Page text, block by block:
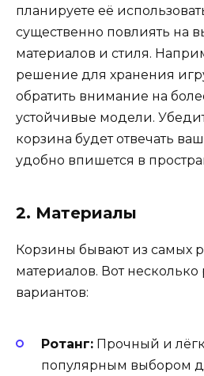
планируете её
существенно повлиять на
материалов и стиля.
решение для хранения
обратить внимание на
устойчивые модели.
корзина будет отвечать
удобно впишется в
2. Материалы
Корзины бывают из самых
материалов. Вот
вариантов:
Ротанг: Прочный и
популярным выбором